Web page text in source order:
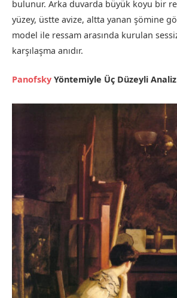
bulunur. Arka duvarda büyük koyu bir
yüzey, üstte avize, altta yanan şömine
model ile ressam arasında kurulan
karşılaşma anıdır.
Panofsky Yöntemiyle Üç Düzeyli Analiz